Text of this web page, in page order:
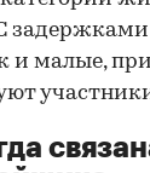
и малые,